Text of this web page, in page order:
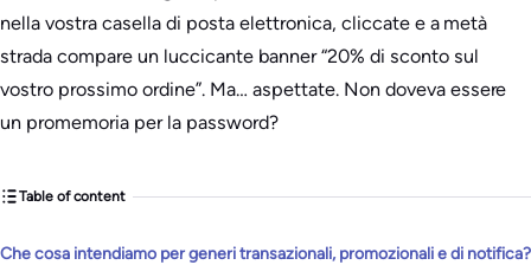
nella vostra casella di posta elettronica, cliccate e a metà
strada compare un luccicante banner “20% di sconto sul
vostro prossimo ordine”. Ma… aspettate. Non doveva essere
un promemoria per la password?
Table of content
Che cosa intendiamo per generi transazionali, promozionali e di notifica?